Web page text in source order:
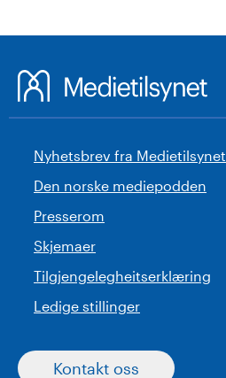
Nyhetsbrev fra Medietilsynet
Den norske mediepodden
Presserom
Skjemaer
Tilgjengelegheitserklæring
Ledige stillinger
Kontakt oss